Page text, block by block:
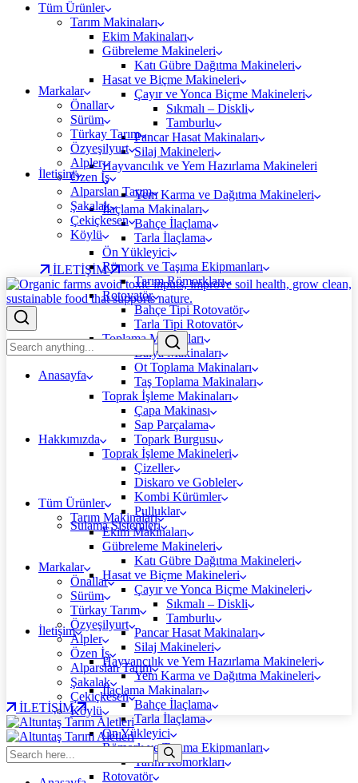
Tüm Ürünler
Tarım Makinaları
Ekim Makinaları
Gübreleme Makineleri
Katı Gübre Dağıtma Makineleri
Hasat ve Biçme Makineleri
Çayır ve Yonca Biçme Makineleri
Sıkmalı – Diskli
Tamburlu
Pancar Hasat Makinaları
Silaj Makineleri
Hayvancılık ve Yem Hazırlama Makineleri
Yem Karma ve Dağıtma Makineleri
İlaçlama Makinaları
Bahçe İlaçlama
Tarla İlaçlama
Ön Yükleyici
Römork ve Taşıma Ekipmanları
Tarım Römorkları
Rotovatör
Bahçe Tipi Rotovatör
Tarla Tipi Rotovatör
Toplama Makinaları
Balya Makinaları
Ot Toplama Makinaları
Taş Toplama Makinaları
Toprak İşleme Makinaları
Çapa Makinası
Sap Parçalama
Topark Burgusu
Toprak İşleme Makineleri
Çizeller
Diskaro ve Gobleler
Kombi Kürümler
Pulluklar
Sulama Sistemleri
Markalar
Önallar
Sürüm
Türkay Tarım
Özyeşilyurt
Alpler
Özen İş
Alparslan Tarım
Şakalak
Çekiçkesen
Köylü
İletişim
İLETİŞİM
Anasayfa
Hakkımızda
Tüm Ürünler
Tarım Makinaları
Ekim Makinaları
Gübreleme Makineleri
Katı Gübre Dağıtma Makineleri
Hasat ve Biçme Makineleri
Çayır ve Yonca Biçme Makineleri
Sıkmalı – Diskli
Tamburlu
Pancar Hasat Makinaları
Silaj Makineleri
Hayvancılık ve Yem Hazırlama Makineleri
Yem Karma ve Dağıtma Makineleri
İlaçlama Makinaları
Bahçe İlaçlama
Tarla İlaçlama
Ön Yükleyici
Römork ve Taşıma Ekipmanları
Tarım Römorkları
Rotovatör
Markalar
Önallar
Sürüm
Türkay Tarım
Özyeşilyurt
Alpler
Özen İş
Alparslan Tarım
Şakalak
Çekiçkesen
Köylü
İletişim
İLETİŞİM